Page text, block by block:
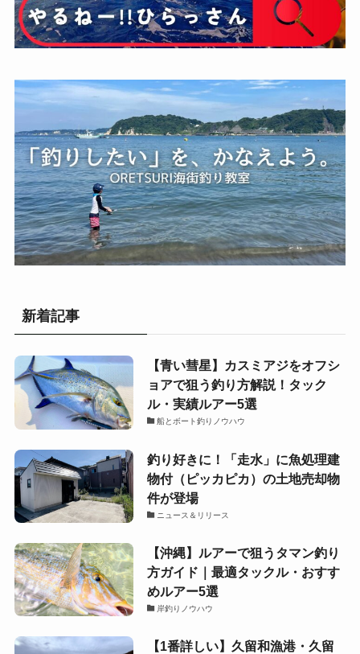
新着記事
【青い彗星】カスミアジをオフシ
ョアで狙う釣り方解説！タック
ル・実績ルアー5選
船とボート釣りノウハウ
釣り好きに！「走水」に魚処理建
物付（ピッカピカ）の土地売却物
件が登場
ニュース＆リリース
【沖縄】ルアーで狙うタマン釣り
方ガイド｜最適タックル・おすす
めルアー5選
岸釣りノウハウ
【1番詳しい】久留和漁港・久留